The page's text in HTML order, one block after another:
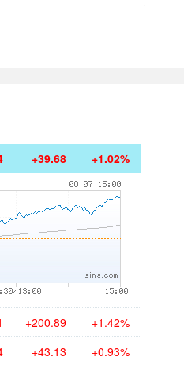
+39.68 +1.02%
+200.89 +1.42%
+43.13 +0.93%